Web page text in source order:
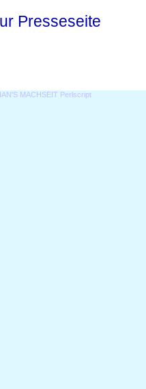
Presseseite
MACHSEIT Perlscript